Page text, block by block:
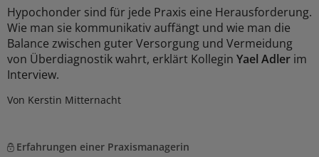
Hypochonder sind für jede Praxis eine Herausforderung.
Wie man sie kommunikativ auffängt und wie man die
Balance zwischen guter Versorgung und Vermeidung
von Überdiagnostik wahrt, erklärt Kollegin Yael Adler im
Interview.
Von Kerstin Mitternacht
Erfahrungen einer Praxismanagerin